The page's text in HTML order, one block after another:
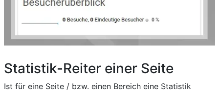
Statistik-Reiter einer Seite
Ist für eine Seite / bzw. einen Bereich eine Statistik